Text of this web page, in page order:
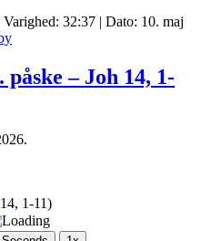
Varighed: 32:37 | Dato: 10. maj
– Joh 14, 1-
.
1-11)